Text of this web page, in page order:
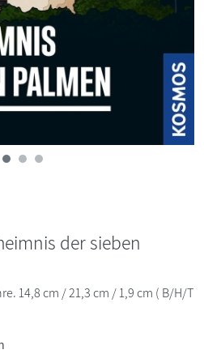
der sieben
14,8 cm / 21,3 cm / 1,9 cm ( B/H/T